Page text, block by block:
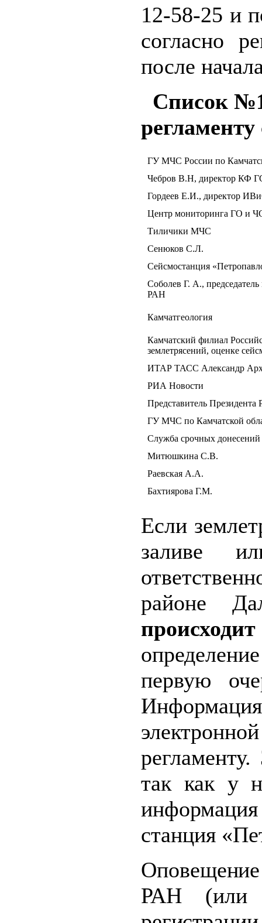
12-58-25 и
согласно
после
Список
ГУ МЧС России по
Чебров В.Н, директор КФ
Гордеев Е.И., директор
Центр мониторинга ГО и
Тиличики МЧС
Сенюков С.Л.
Cейсмостанция
Соболев Г. А.,
РАН
Камчатгеология
Камчатский филиал
землетрясений, оценке
ИТАР ТАСС Александр
РИА Новости
Представитель
ГУ МЧС по Камчатской
Служба срочных
Митюшкина С.В.
Раевская А.А.
Бахтиярова Г.М.
Если
заливе
районе
первую
так как у
станция
РАН (или